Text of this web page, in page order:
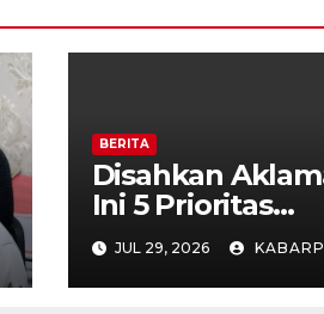
BERITA
Disahkan
Ini 5 Prioritas
Pembangunan
Madiun dalam
PPAS APBD
JUL 29, 2026